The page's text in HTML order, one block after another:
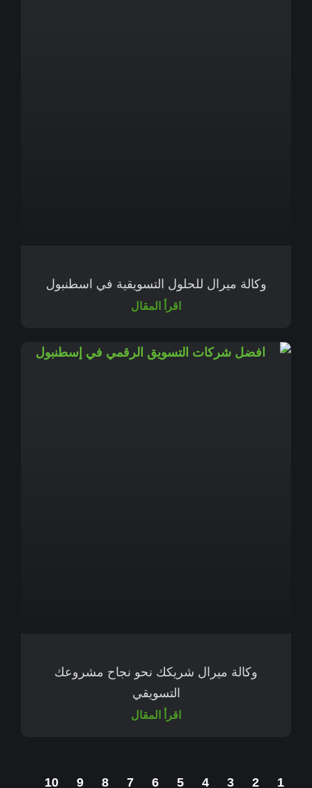
وكالة ميرال للحلول التسويقية في اسطنبول
اقرأ المقال
وكالة ميرال شريكك نحو نجاح مشروعك
التسويقي
اقرأ المقال
1
2
3
4
5
6
7
8
9
10